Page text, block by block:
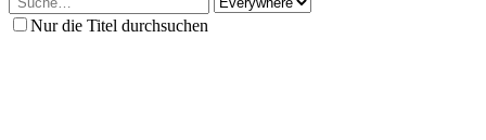
Nur die Titel durchsuchen